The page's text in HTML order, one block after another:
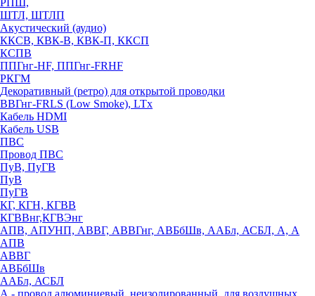
РПШ,
ШТЛ, ШТЛП
Акустический (аудио)
ККСВ, КВК-В, КВК-П, ККСП
КСПВ
ППГнг-HF, ППГнг-FRHF
РКГМ
Декоративный (ретро) для открытой проводки
ВВГнг-FRLS (Low Smoke), LTx
Кабель HDMI
Кабель USB
ПВС
Провод ПВС
ПуВ, ПуГВ
ПуВ
ПуГВ
КГ, КГН, КГВВ
КГВВнг,КГВЭнг
АПВ, АПУНП, АВВГ, АВВГнг, АВБбШв, ААБл, АСБЛ, А, А
АПВ
АВВГ
АВБбШв
ААБл, АСБЛ
А - провод алюминиевый, неизолированный, для воздушных